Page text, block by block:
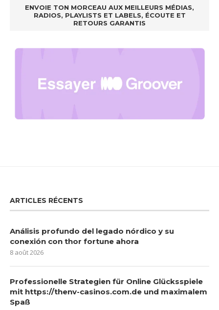
ENVOIE TON MORCEAU AUX MEILLEURS MÉDIAS,
RADIOS, PLAYLISTS ET LABELS, ÉCOUTE ET
RETOURS GARANTIS
ARTICLES RÉCENTS
Análisis profundo del legado nórdico y su
conexión con thor fortune ahora
8 août 2026
Professionelle Strategien für Online Glücksspiele
mit https://thenv-casinos.com.de und maximalem
Spaß